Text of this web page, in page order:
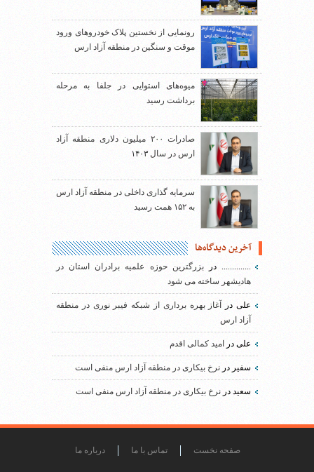
رونمایی از نخستین پلاک خودروهای ورود
موقت و سنگین در منطقه آزاد ارس
میوه‌های استوایی در جلفا به مرحله
برداشت رسید
صادرات ۲۰۰ میلیون دلاری منطقه آزاد
ارس در سال ۱۴۰۳
سرمایه گذاری داخلی در منطقه آزاد ارس
به ۱۵۲ همت رسید
آخرین دیدگاه‌ها
..............دربزرگترین حوزه علمیه برادران استان در
هادیشهر ساخته می شود
علیدر
آغاز بهره برداری از شبکه فیبر نوری در منطقه
آزاد ارس
علی در امید کمالی اقدم
سفیر در نرخ بیکاری در منطقه آزاد ارس منفی است
سعید در نرخ بیکاری در منطقه آزاد ارس منفی است
صفحه نخست تماس با ما درباره ما